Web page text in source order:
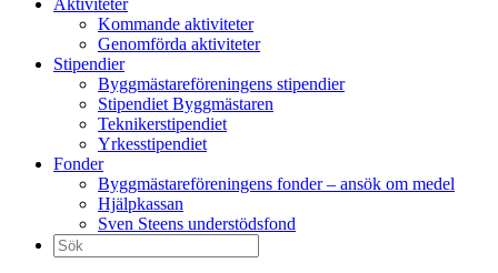
Aktiviteter
Kommande aktiviteter
Genomförda aktiviteter
Stipendier
Byggmästareföreningens stipendier
Stipendiet Byggmästaren
Teknikerstipendiet
Yrkesstipendiet
Fonder
Byggmästareföreningens fonder – ansök om medel
Hjälpkassan
Sven Steens understödsfond
Sök
efter: